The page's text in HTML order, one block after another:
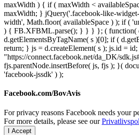
maxWidth ) { if ( maxWidth <
maxWidth; } jQuery('.facebook-like-
width', Math.floor( availableSpace ) ); if (
) { FB.XFBML.parse(); } } } }; ( function(
d.getElementsByTagName( s )[0]; if (
return; } js = d.createElement( s ); js.id = id;
"https://connect.facebook.net/da_DK/
fjs.parentNode.insertBefore( js, fjs ); }(
'facebook-jssdk' ) );
Facebook.com/BovAvis
For privacy reasons Facebook needs your
For more details, please see our
I Accept